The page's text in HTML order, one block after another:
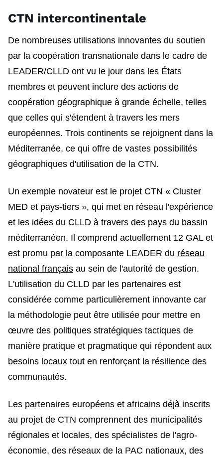
CTN intercontinentale
De nombreuses utilisations innovantes du soutien
par la coopération transnationale dans le cadre de
LEADER/CLLD ont vu le jour dans les États
membres et peuvent inclure des actions de
coopération géographique à grande échelle, telles
que celles qui s'étendent à travers les mers
européennes. Trois continents se rejoignent dans la
Méditerranée, ce qui offre de vastes possibilités
géographiques d'utilisation de la CTN.
Un exemple novateur est le projet CTN « Cluster
MED et pays-tiers », qui met en réseau l'expérience
et les idées du CLLD à travers des pays du bassin
méditerranéen. Il comprend actuellement 12 GAL et
est promu par la composante LEADER du réseau
national français au sein de l'autorité de gestion.
L'utilisation du CLLD par les partenaires est
considérée comme particulièrement innovante car
la méthodologie peut être utilisée pour mettre en
œuvre des politiques stratégiques tactiques de
manière pratique et pragmatique qui répondent aux
besoins locaux tout en renforçant la résilience des
communautés.
Les partenaires européens et africains déjà inscrits
au projet de CTN comprennent des municipalités
régionales et locales, des spécialistes de l'agro-
économie, des réseaux de la PAC nationaux, des